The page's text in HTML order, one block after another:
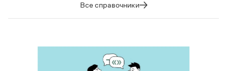
Все справочники